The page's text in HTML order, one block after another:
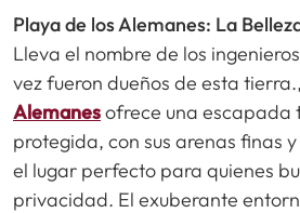
Playa de los Alemanes: La
Lleva el nombre de los
vez fueron dueños de esta tierra.,
Alemanesofrece una escapada
protegida, con sus arenas finas
el lugar perfecto para quienes
privacidad. El exuberante